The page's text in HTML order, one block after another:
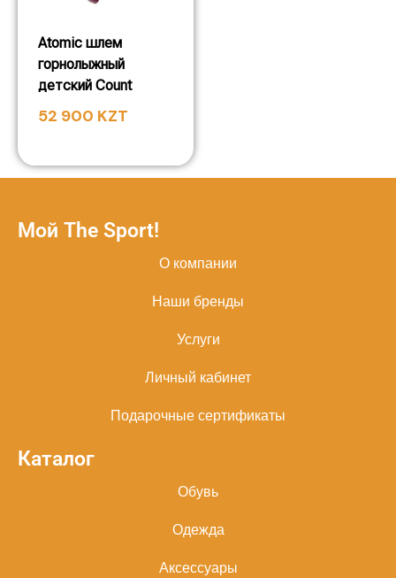
Atomic шлем
горнолыжный
детский Count
52 900 KZT
Мой The Sport!
О компании
Наши бренды
Услуги
Личный кабинет
Подарочные сертификаты
Каталог
Обувь
Одежда
Аксессуары